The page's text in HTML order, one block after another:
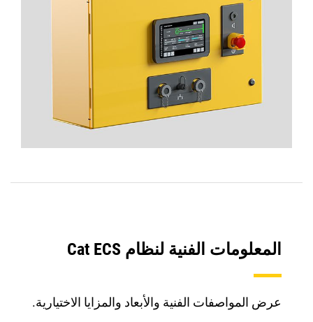
المعلومات الفنية لنظام Cat ECS‏
عرض المواصفات الفنية والأبعاد والمزايا الاختيارية.